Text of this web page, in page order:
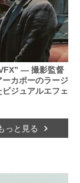
― 撮影監督
カポーのラージ
ジュアルエフェ
っと見る